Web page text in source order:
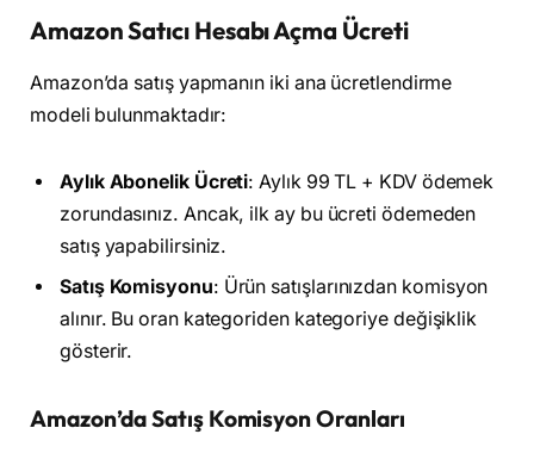
Amazon Satıcı Hesabı Açma Ücreti
Amazon’da satış yapmanın iki ana ücretlendirme
modeli bulunmaktadır:
Aylık Abonelik Ücreti: Aylık 99 TL + KDV ödemek
zorundasınız. Ancak, ilk ay bu ücreti ödemeden
satış yapabilirsiniz.
Satış Komisyonu: Ürün satışlarınızdan komisyon
alınır. Bu oran kategoriden kategoriye değişiklik
gösterir.
Amazon’da Satış Komisyon Oranları